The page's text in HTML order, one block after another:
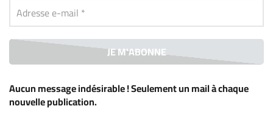
Aucun message indésirable ! Seulement un mail à chaque
nouvelle publication.